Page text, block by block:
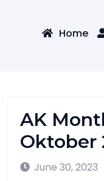
Home
AK
Oktober
June 30, 2023